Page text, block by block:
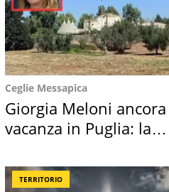
Ceglie Messapica
Giorgia Meloni
vacanza in Puglia: la
TERRITORIO